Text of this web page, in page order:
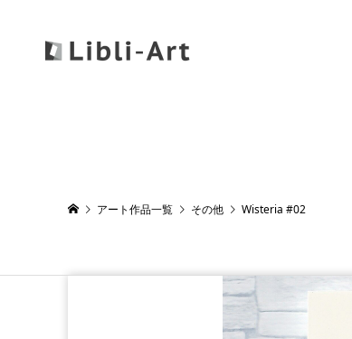
アート作品一覧 その他 Wisteria #02